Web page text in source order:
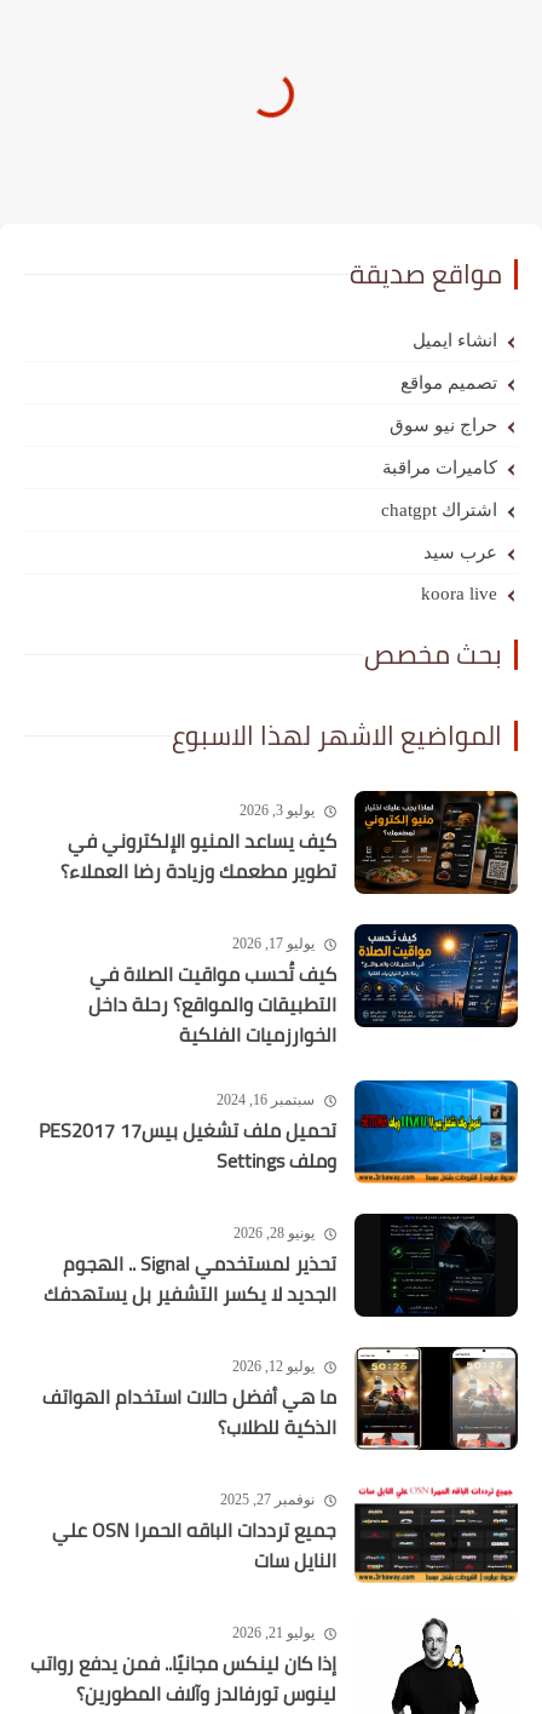
مواقع صديقة
انشاء ايميل
تصميم مواقع
حراج نيو سوق
كاميرات مراقبة
اشتراك chatgpt
عرب سيد
koora live
بحث مخصص
المواضيع الاشهر لهذا الاسبوع
يوليو 3, 2026
كيف يساعد المنيو الإلكتروني في
تطوير مطعمك وزيادة رضا العملاء؟
يوليو 17, 2026
كيف تُحسب مواقيت الصلاة في
التطبيقات والمواقع؟ رحلة داخل
الخوارزميات الفلكية
سبتمبر 16, 2024
تحميل ملف تشغيل بيس17 PES2017
وملف Settings
يونيو 28, 2026
تحذير لمستخدمي Signal .. الهجوم
الجديد لا يكسر التشفير بل يستهدفك
يوليو 12, 2026
ما هي أفضل حالات استخدام الهواتف
الذكية للطلاب؟
نوفمبر 27, 2025
جميع ترددات الباقه الحمرا OSN علي
النايل سات
يوليو 21, 2026
إذا كان لينكس مجانيًا.. فمن يدفع رواتب
لينوس تورفالدز وآلاف المطورين؟